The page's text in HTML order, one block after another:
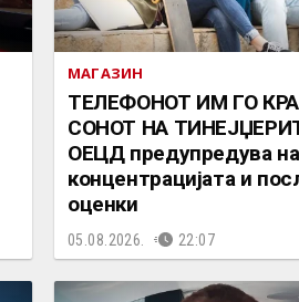
МАГАЗИН
ТЕЛЕФОНОТ ИМ ГО
СОНОТ НА
ОЕЦД предупредува
концентрацијата и
оценки
05.08.2026. 22:07